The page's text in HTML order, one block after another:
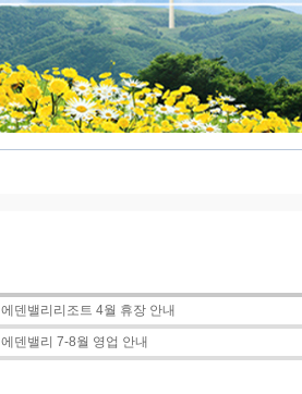
에덴밸리리조트 4월 휴장 안내
에덴밸리 7-8월 영업 안내